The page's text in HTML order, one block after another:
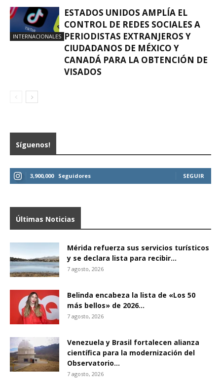
INTERNACIONALES
ESTADOS UNIDOS AMPLÍA EL
CONTROL DE REDES SOCIALES A
PERIODISTAS EXTRANJEROS Y
CIUDADANOS DE MÉXICO Y
CANADÁ PARA LA OBTENCIÓN DE
VISADOS
Síguenos!
3,900,000 Seguidores SEGUIR
Últimas Noticias
Mérida refuerza sus servicios turísticos
y se declara lista para recibir...
7 agosto, 2026
Belinda encabeza la lista de «Los 50
más bellos» de 2026...
7 agosto, 2026
Venezuela y Brasil fortalecen alianza
científica para la modernización del
Observatorio...
7 agosto, 2026